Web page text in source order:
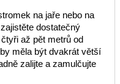
na jaře nebo na
dostatečný
až pět metrů od
měla být dvakrát větší
zalijte a zamulčujte